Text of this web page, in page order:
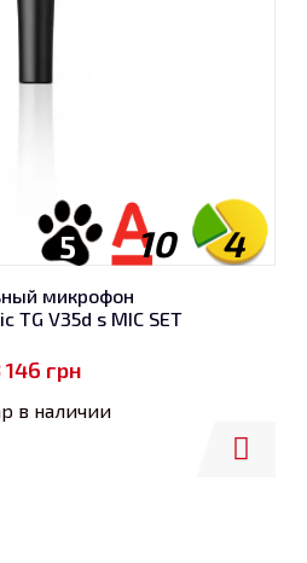
4
10
5
микрофон
TG V35d s MIC SET
146 грн
в наличии